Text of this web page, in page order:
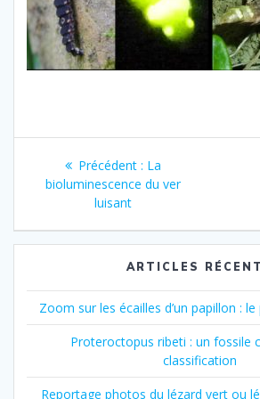
Navigation
l’article
Précédent : Article
précédent
La
bioluminescence du ver
luisant
ARTICLES
Zoom sur les écailles d’un papillon :
Proteroctopus ribeti : un fossile
classification
Reportage photos du lézard vert ou